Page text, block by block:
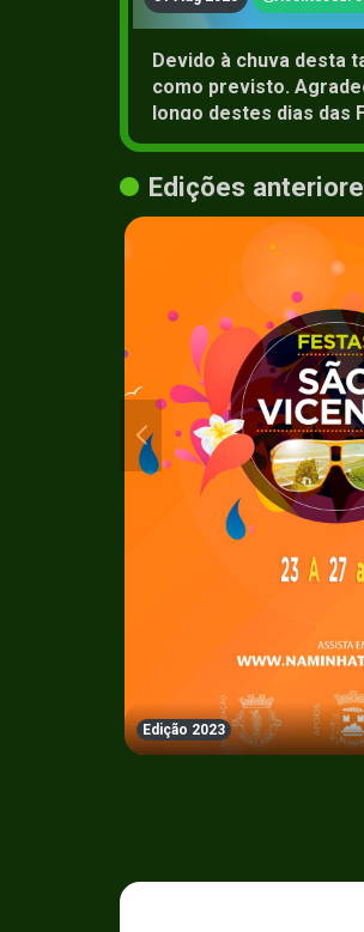
Devido à chuva desta
como previsto.
longo destes dias das
Edições
Edição 2023